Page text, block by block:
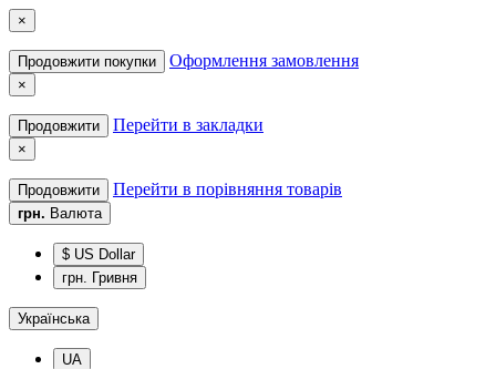
×
Продовжити покупки Оформлення замовлення
×
Продовжити Перейти в закладки
×
Продовжити Перейти в порівняння товарів
грн. Валюта
$ US Dollar
грн. Гривня
Українська
UA